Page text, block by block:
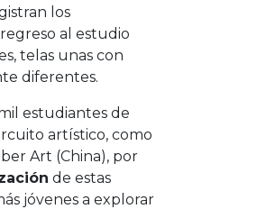
los
al estudio
telas unas con
diferentes.
estudiantes de
artístico, como
Art (China), por
de estas
jóvenes a explorar